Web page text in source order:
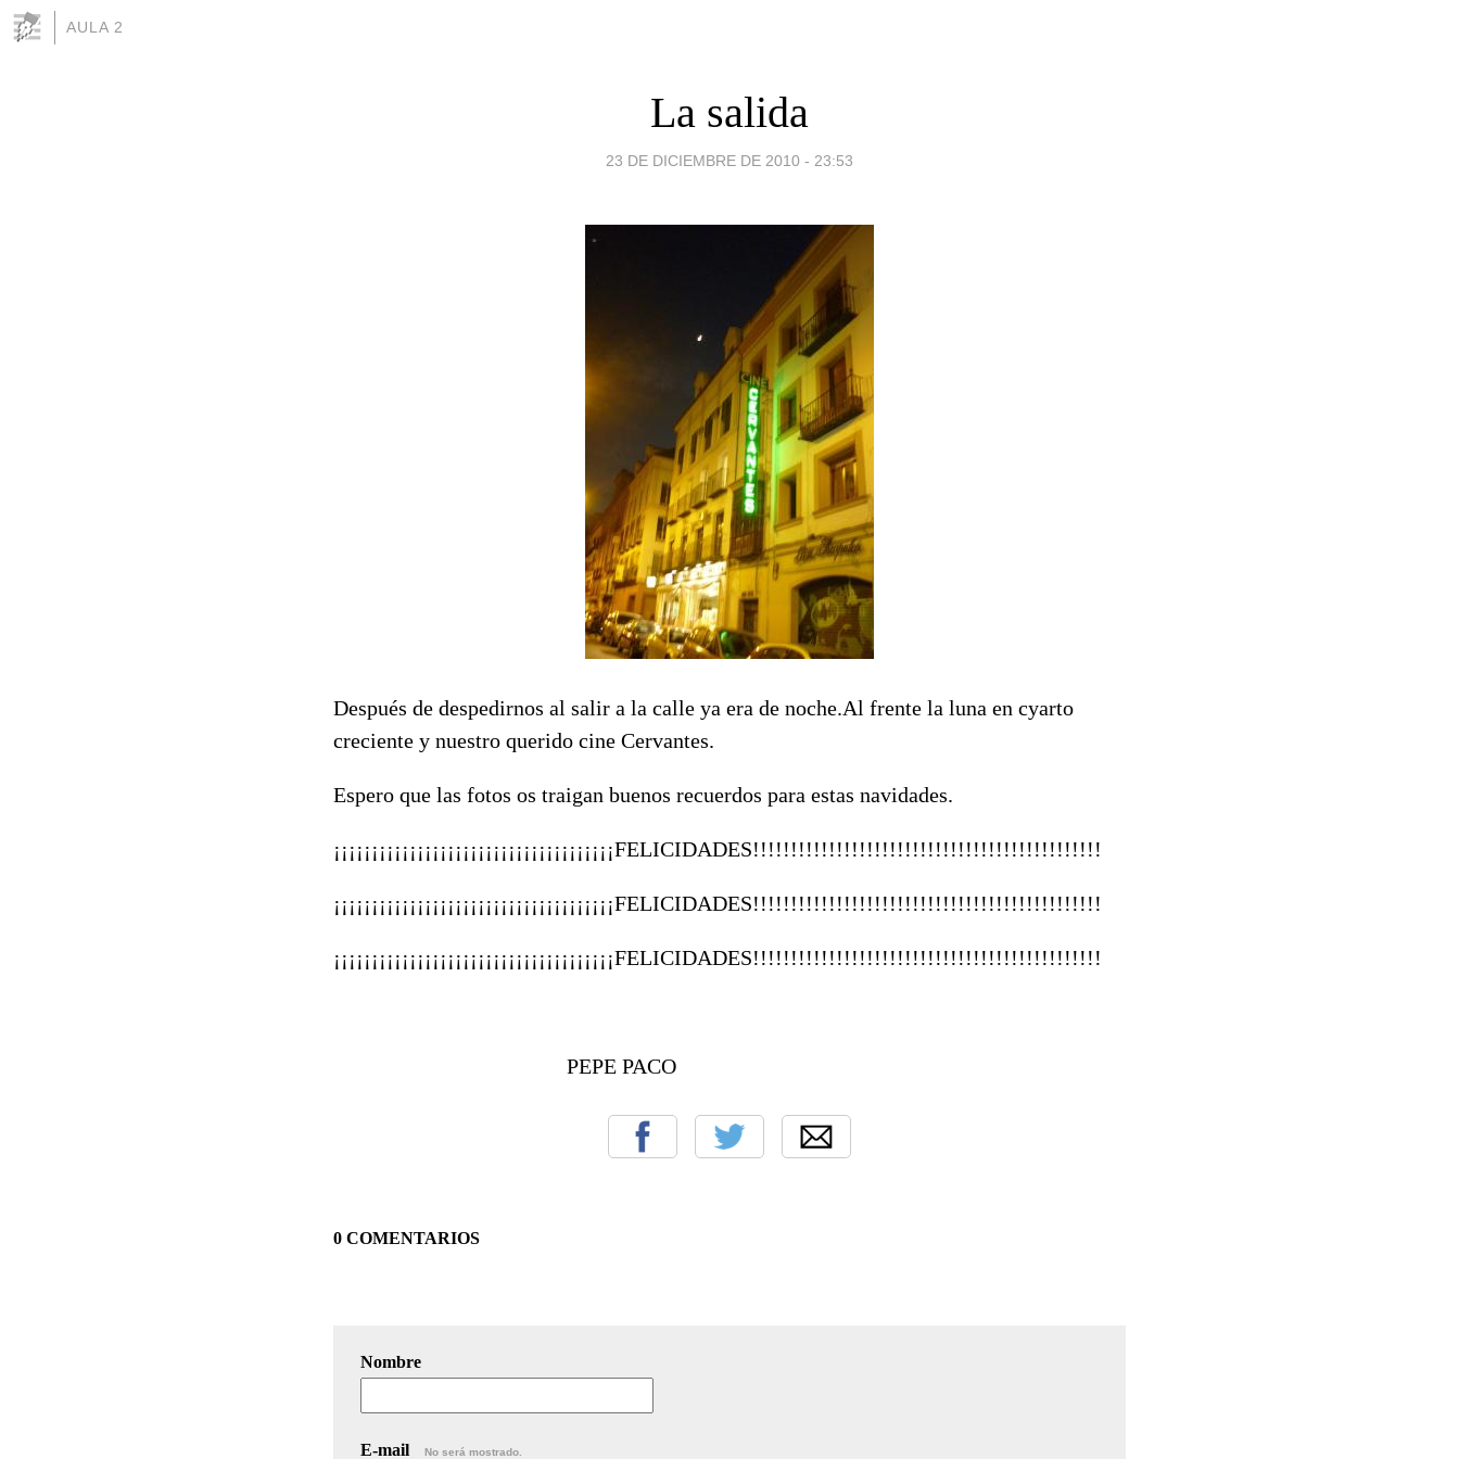
AULA 2
La salida
23 DE DICIEMBRE DE 2010 - 23:53
Después de despedirnos al salir a la calle ya era de noche.Al frente la luna en cyarto
creciente y nuestro querido cine Cervantes.
Espero que las fotos os traigan buenos recuerdos para estas navidades.
¡¡¡¡¡¡¡¡¡¡¡¡¡¡¡¡¡¡¡¡¡¡¡¡¡¡¡¡¡¡¡¡¡¡¡¡¡FELICIDADES!!!!!!!!!!!!!!!!!!!!!!!!!!!!!!!!!!!!!!!!!!!!!!
¡¡¡¡¡¡¡¡¡¡¡¡¡¡¡¡¡¡¡¡¡¡¡¡¡¡¡¡¡¡¡¡¡¡¡¡¡FELICIDADES!!!!!!!!!!!!!!!!!!!!!!!!!!!!!!!!!!!!!!!!!!!!!!
¡¡¡¡¡¡¡¡¡¡¡¡¡¡¡¡¡¡¡¡¡¡¡¡¡¡¡¡¡¡¡¡¡¡¡¡¡FELICIDADES!!!!!!!!!!!!!!!!!!!!!!!!!!!!!!!!!!!!!!!!!!!!!!
PEPE PACO
0 COMENTARIOS
Nombre
E-mail No será mostrado.